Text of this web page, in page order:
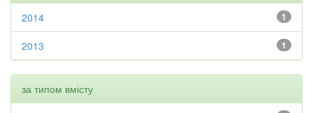
1
2014
1
2013
за типом вмісту